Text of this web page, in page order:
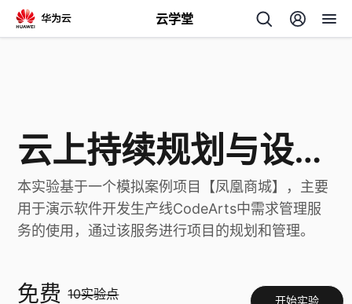
云学堂
AI
专
学
云上持续规划与设计实践
本实验基于一个模拟案例项目【凤凰商城】，主要
用于演示软件开发生产线CodeArts中需求管理服
务的使用，通过该服务进行项目的规划和管理。
开始实验
免费 10实验点